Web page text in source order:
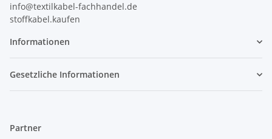
info@textilkabel-fachhandel.de
stoffkabel.kaufen
Informationen
Gesetzliche Informationen
Partner